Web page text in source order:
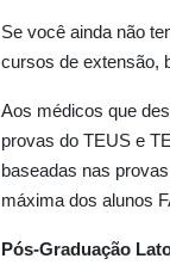
Se você ainda não
cursos de extensão,
Aos médicos que
provas do TEUS e
baseadas nas
máxima dos alunos
Pós-Graduação